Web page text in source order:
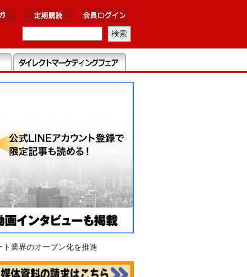
ト業界のオープン化を推進